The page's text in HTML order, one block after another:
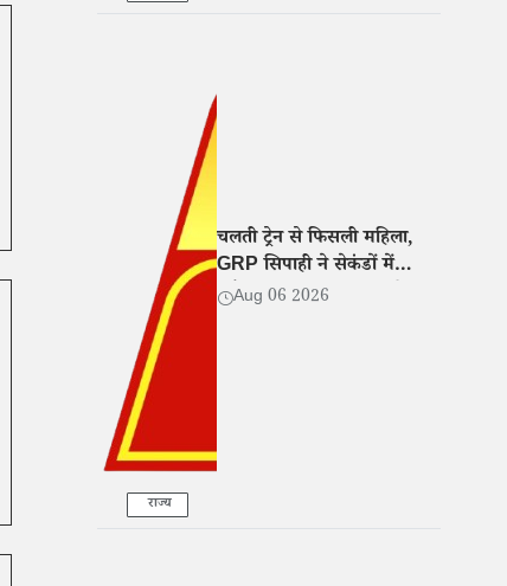
राज्य
चलती ट्रेन से फिसली महिला,
GRP सिपाही ने सेकंडों में
खींचकर बचाई जान, वीडियो
Aug 06 2026